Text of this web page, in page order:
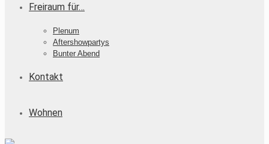
Freiraum für…
Plenum
Aftershowpartys
Bunter Abend
Kontakt
Wohnen